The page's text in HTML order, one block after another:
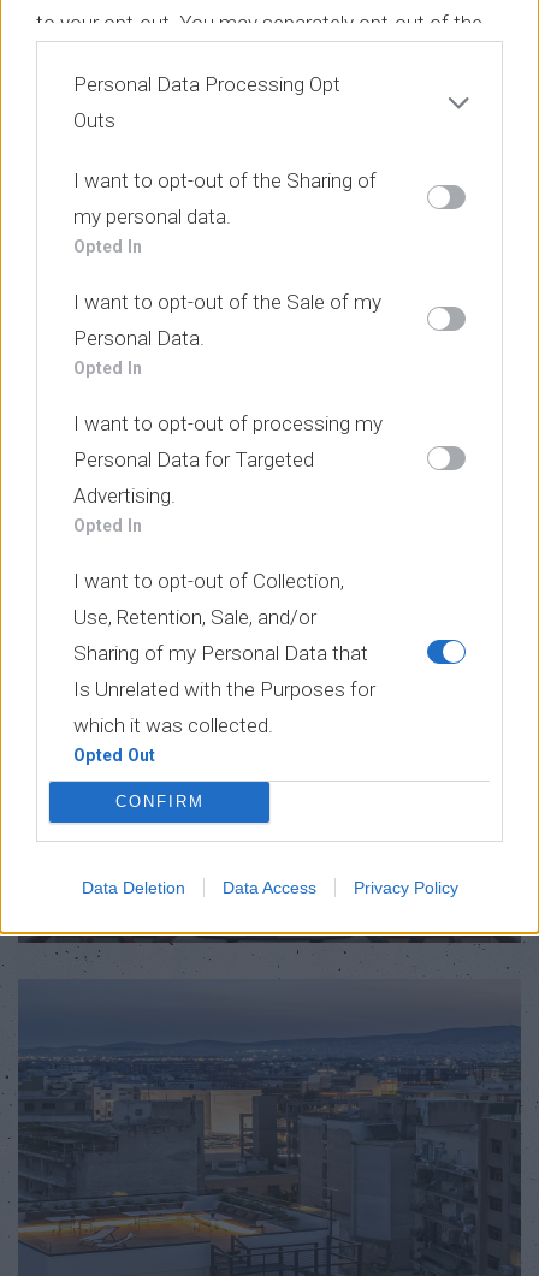
to your opt-out. You may separately opt-out of the
third parties on the IAB’s list of downstream
participants. This information may also be disclosed
by us to third parties on the
IAB’s List of
Downstream Participants
that may further disclose
it to other third parties.
Personal Data Processing Opt
Outs
I want to opt-out of the Sharing of
my personal data.
Opted In
I want to opt-out of the Sale of my
Personal Data.
Opted In
I want to opt-out of processing my
Personal Data for Targeted
Advertising.
Opted In
I want to opt-out of Collection,
Use, Retention, Sale, and/or
Sharing of my Personal Data that
Is Unrelated with the Purposes for
which it was collected.
Opted Out
CONFIRM
Data Deletion Data Access Privacy Policy
στοιχειών τόσο στο εσωτερικό όσο και στην